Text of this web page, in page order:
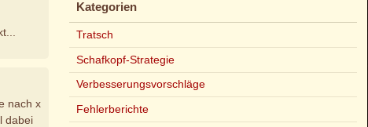
nach x
dabei
Kategorien
Tratsch
Schafkopf-Strategie
Verbesserungsvorschläge
Fehlerberichte